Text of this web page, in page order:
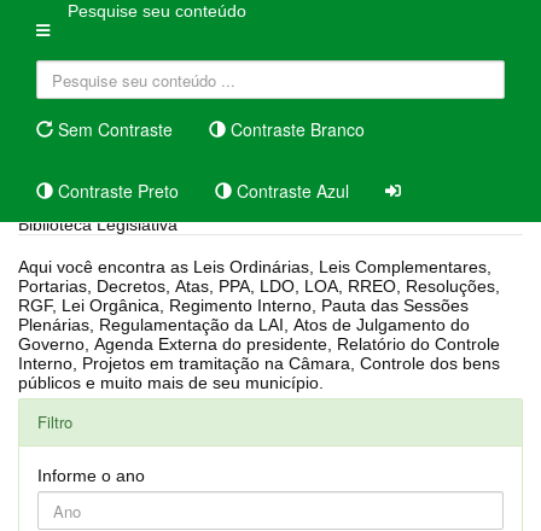
Pesquise seu conteúdo
Sem Contraste Contraste Branco
Contraste Preto Contraste Azul
Biblioteca Legislativa
Aqui você encontra as Leis Ordinárias, Leis Complementares,
Portarias, Decretos, Atas, PPA, LDO, LOA, RREO, Resoluções,
RGF, Lei Orgânica, Regimento Interno, Pauta das Sessões
Plenárias, Regulamentação da LAI, Atos de Julgamento do
Governo, Agenda Externa do presidente, Relatório do Controle
Interno, Projetos em tramitação na Câmara, Controle dos bens
públicos e muito mais de seu município.
Filtro
Informe o ano